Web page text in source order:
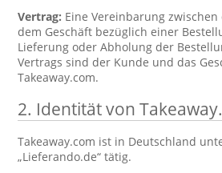
Vertrag: Eine Vereinbarung
dem Geschäft bezüglich einer
Lieferung oder Abholung der
Vertrags sind der Kunde und das
Takeaway.com.
2. Identität von
Takeaway.com ist in Deutschland
„Lieferando.de“ tätig.